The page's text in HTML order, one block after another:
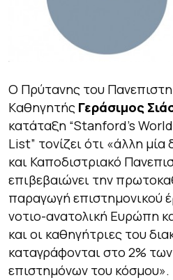
Ο Πρύτανης του
Kαθηγητής Γεράσιμος
κατάταξη “Stanford’s
List” τονίζει ότι «άλλη μία
και Καποδιστριακό
επιβεβαιώνει την
παραγωγή επιστημονικού
νοτιο-ανατολική Ευρώπη
και οι καθηγήτριες του
καταγράφονται στο 2%
επιστημόνων του κόσμου».